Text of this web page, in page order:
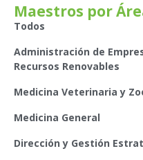
Maestros por
Todos
Administración de
Recursos Renovables
Medicina Veterinaria y
Medicina General
Dirección y Gestión